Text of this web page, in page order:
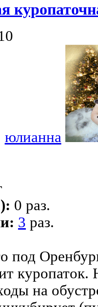
юлианна
0 раз.
3 раз.
под
куропаток.
на